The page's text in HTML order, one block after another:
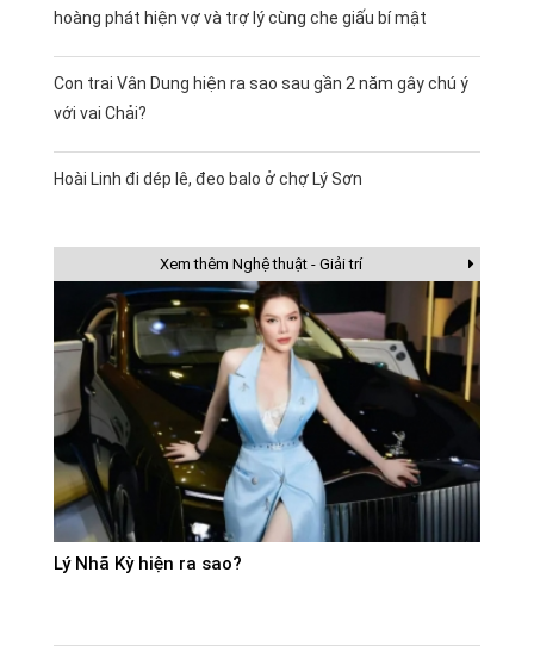
hoàng phát hiện vợ và trợ lý cùng che giấu bí mật
Con trai Vân Dung hiện ra sao sau gần 2 năm gây chú ý
với vai Chải?
Hoài Linh đi dép lê, đeo balo ở chợ Lý Sơn
Xem thêm Nghệ thuật - Giải trí
Lý Nhã Kỳ hiện ra sao?